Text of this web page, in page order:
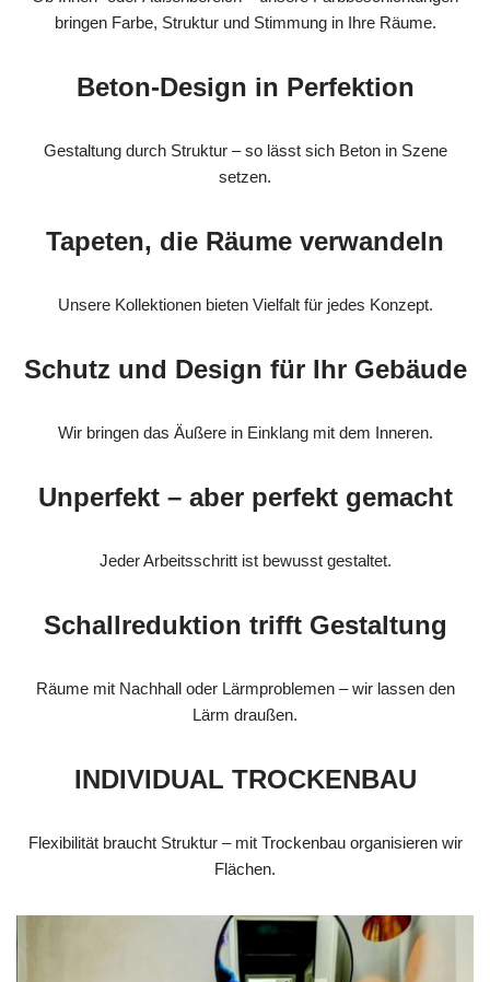
bringen Farbe, Struktur und Stimmung in Ihre Räume.
Beton-Design in Perfektion
Gestaltung durch Struktur – so lässt sich Beton in Szene
setzen.
Tapeten, die Räume verwandeln
Unsere Kollektionen bieten Vielfalt für jedes Konzept.
Schutz und Design für Ihr Gebäude
Wir bringen das Äußere in Einklang mit dem Inneren.
Unperfekt – aber perfekt gemacht
Jeder Arbeitsschritt ist bewusst gestaltet.
Schallreduktion trifft Gestaltung
Räume mit Nachhall oder Lärmproblemen – wir lassen den
Lärm draußen.
INDIVIDUAL TROCKENBAU
Flexibilität braucht Struktur – mit Trockenbau organisieren wir
Flächen.